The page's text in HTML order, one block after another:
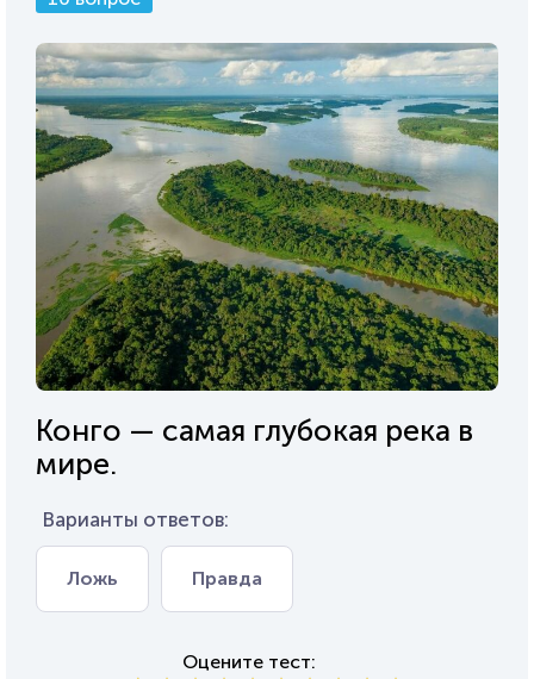
Конго — самая глубокая река в
мире.
Варианты ответов:
Ложь Правда
Оцените тест: